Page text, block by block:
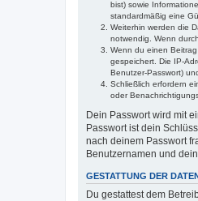
bist) sowie
standardmäßig eine
Weiterhin werden die
notwendig. Wenn
Wenn du einen
gespeichert. Die IP-
Benutzer-Passwort)
Schließlich erfordern
oder
Dein Passwort wird mit
Passwort ist dein
nach deinem Passwort
Benutzernamen und
GESTATTUNG DER
Du gestattest dem